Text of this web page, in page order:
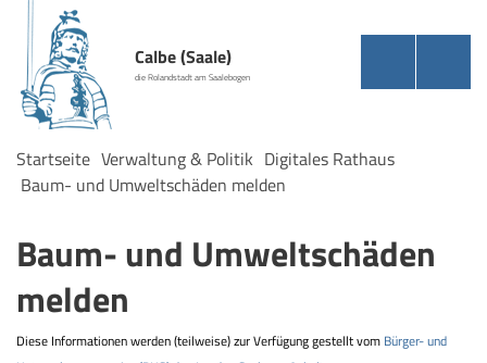
Calbe (Saale)
die Rolandstadt am Saalebogen
Startseite Verwaltung & Politik Digitales Rathaus
Baum- und Umweltschäden melden
Baum- und Umweltschäden
melden
Diese Informationen werden (teilweise) zur Verfügung gestellt vom Bürger- und